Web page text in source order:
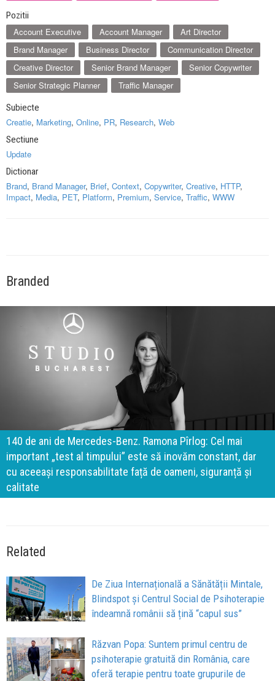
Pozitii
Account Executive Account Manager
Art Director
Brand Manager
Business Director
Communication Director
Creative Director
Senior Brand Manager
Senior Copywriter
Senior Strategic Planner
Traffic Manager
Subiecte
Creatie, Marketing, Online, PR, Research, Web
Sectiune
Update
Dictionar
Brand, Brand Manager, Brief, Context, Copywriter, Creative, HTTP,
Impact, Media, PET, Platform, Premium, Service, Traffic, WWW
Branded
140 de ani de Mercedes-Benz. Ramona Pîrlog: Cel mai
important „test al timpului” este să inovăm constant, dar
cu aceeași responsabilitate față de oameni, siguranță și
calitate
Related
De Ziua Internațională a Sănătății Mintale,
Blindspot și Centrul Social de Psihoterapie
îndeamnă românii să țină “capul sus”
Răzvan Popa: Suntem primul centru de
psihoterapie gratuită din România, care
oferă terapie pentru toate grupurile de